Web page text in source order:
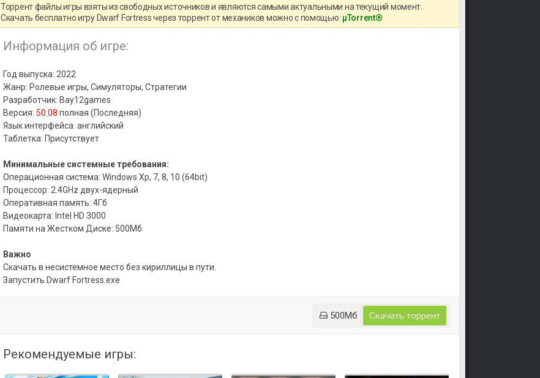
Торрент файлы игры взяты из свободных источников и являются самыми актуальными на текущий момент.
Скачать бесплатно игру Dwarf Fortress через торрент от механиков можно с помощью: μTorrent®
Информация об игре:
Год выпуска: 2022
Жанр: Ролевые игры, Симуляторы, Стратегии
Разработчик: Bay12games
Версия: 50.08 полная (Последняя)
Язык интерфейса: английский
Таблетка: Присутствует
Минимальные системные требования:
Операционная система: Windows Xp, 7, 8, 10 (64bit)
Процессор: 2.4GHz двух-ядерный
Оперативная память: 4Гб
Видеокарта: Intel HD 3000
Памяти на Жестком Диске: 500Mб
Важно
Скачать в несистемное место без кириллицы в пути.
Запустить Dwarf Fortress.exe
500Mб Скачать торрент
Рекомендуемые игры: